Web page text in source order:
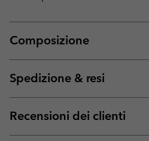
Composizione
Spedizione & resi
Recensioni dei clienti